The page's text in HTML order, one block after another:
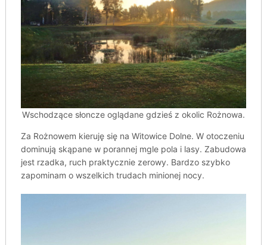
Wschodzące słoncze oglądane gdzieś z okolic Rożnowa.
Za Rożnowem kieruję się na Witowice Dolne. W otoczeniu
dominują skąpane w porannej mgle pola i lasy. Zabudowa
jest rzadka, ruch praktycznie zerowy. Bardzo szybko
zapominam o wszelkich trudach minionej nocy.